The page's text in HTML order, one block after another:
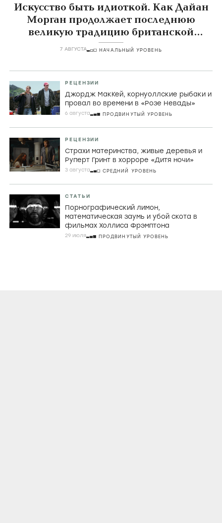
Искусство быть идиоткой. Как Дайан
Морган продолжает последнюю
великую традицию британской
комедии
7 АВГУСТА НАЧАЛЬНЫЙ УРОВЕНЬ
РЕЦЕНЗИИ
Джордж МакКей, корнуоллские рыбаки и
провал во времени в «Розе Невады»
6 августа ПРОДВИНУТЫЙ УРОВЕНЬ
РЕЦЕНЗИИ
Страхи материнства, живые деревья и
Руперт Гринт в хорроре «Дитя ночи»
3 августа СРЕДНИЙ УРОВЕНЬ
СТАТЬИ
Порнографический лимон,
математическая заумь и убой скота в
фильмах Холлиса Фрэмптона
29 июля ПРОДВИНУТЫЙ УРОВЕНЬ